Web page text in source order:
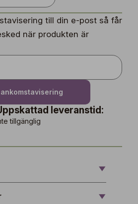
till din e-post så får
när produkten är
leveranstid:
tillgänglig